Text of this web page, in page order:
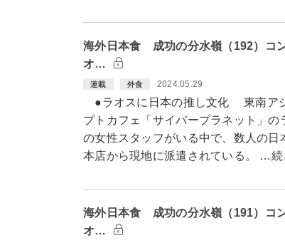
海外日本食 成功の分水嶺（192）コ
オ…
連載 外食 2024.05.29
●ラオスに日本の推し文化 東南ア
プトカフェ「サイバープラネット」
の女性スタッフがいる中で、数人の
本店から現地に派遣されている。 …続
海外日本食 成功の分水嶺（191）コ
オ…